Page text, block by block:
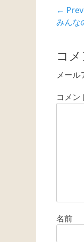
投
稿
ナ
ー
←
みんな
コ
メール
コメン
名前